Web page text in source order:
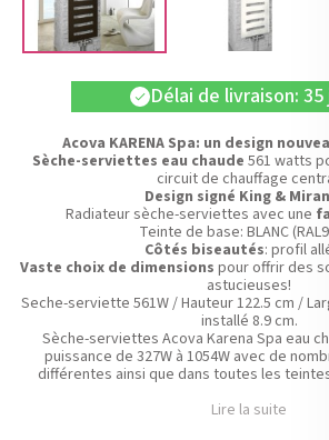
check Délai de livraison: 35
Acova KARENA Spa: un design
Sèche-serviettes eau chaude 561 watts
circuit de chauffage
Design signé King &
Radiateur sèche-serviettes avec une
Teinte de base: BLANC
Côtés biseautés: profil
Vaste choix de dimensions pour offrir des
astucieuses!
Seche-serviette 561W / Hauteur 122.5 cm /
installé 8.9 cm.
Sèche-serviettes Acova Karena Spa eau
puissance de 327W à 1054W avec de
différentes ainsi que dans toutes les
Lire la suite